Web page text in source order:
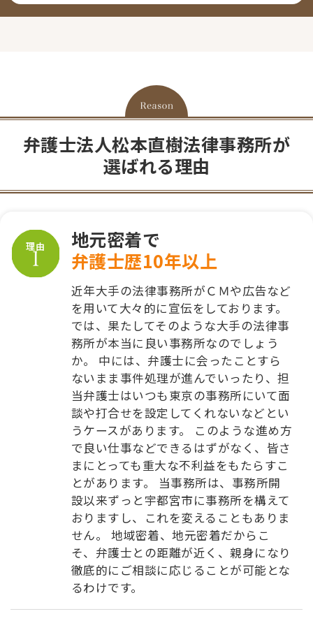
弁護士法人松本直樹法律事務所が
選ばれる理由
理由
地元密着で
弁護士歴10年以上
近年大手の法律事務所がＣＭや広告など
を用いて大々的に宣伝をしております。
では、果たしてそのような大手の法律事
務所が本当に良い事務所なのでしょう
か。 中には、弁護士に会ったことすら
ないまま事件処理が進んでいったり、担
当弁護士はいつも東京の事務所にいて面
談や打合せを設定してくれないなどとい
うケースがあります。 このような進め方
で良い仕事などできるはずがなく、皆さ
まにとっても重大な不利益をもたらすこ
とがあります。 当事務所は、事務所開
設以来ずっと宇都宮市に事務所を構えて
おりますし、これを変えることもありま
せん。 地域密着、地元密着だからこ
そ、弁護士との距離が近く、親身になり
徹底的にご相談に応じることが可能とな
るわけです。